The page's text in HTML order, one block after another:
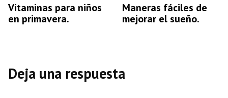
Vitaminas para niños
en primavera.
Maneras fáciles de
mejorar el sueño.
Deja una respuesta